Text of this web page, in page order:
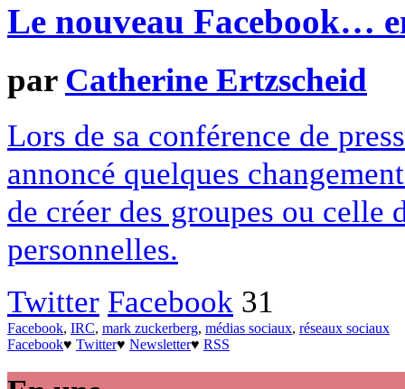
Le nouveau Facebook…
par Catherine Ertzscheid
Lors de sa conférence de
annoncé quelques
de créer des groupes ou celle
personnelles.
Twitter Facebook 31
Facebook, IRC, mark zuckerberg, médias sociaux, réseaux sociaux
Facebook♥ Twitter♥ Newsletter♥ RSS